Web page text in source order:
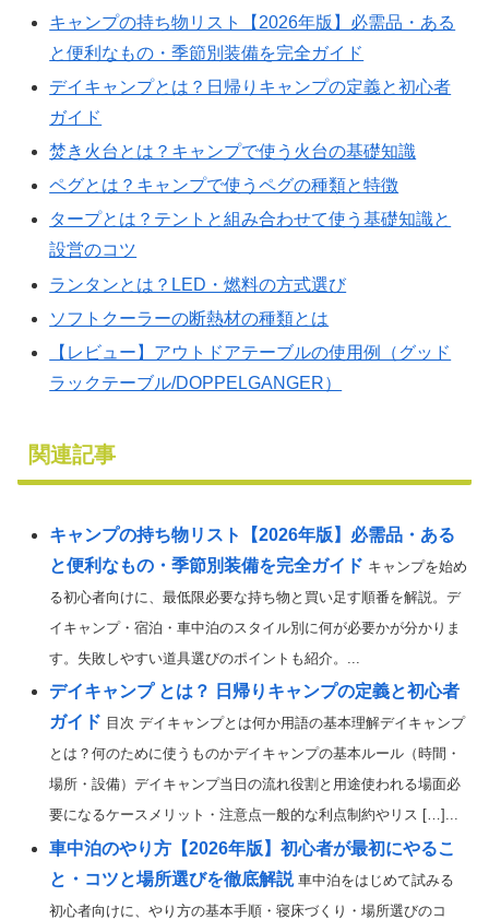
キャンプの持ち物リスト【2026年版】必需品・ある
と便利なもの・季節別装備を完全ガイド
デイキャンプとは？日帰りキャンプの定義と初心者
ガイド
焚き火台とは？キャンプで使う火台の基礎知識
ペグとは？キャンプで使うペグの種類と特徴
タープとは？テントと組み合わせて使う基礎知識と
設営のコツ
ランタンとは？LED・燃料の方式選び
ソフトクーラーの断熱材の種類とは
【レビュー】アウトドアテーブルの使用例（グッド
ラックテーブル/DOPPELGANGER）
関連記事
キャンプの持ち物リスト【2026年版】必需品・ある
と便利なもの・季節別装備を完全ガイド キャンプを始め
る初心者向けに、最低限必要な持ち物と買い足す順番を解説。デ
イキャンプ・宿泊・車中泊のスタイル別に何が必要かが分かりま
す。失敗しやすい道具選びのポイントも紹介。...
デイキャンプ とは？ 日帰りキャンプの定義と初心者
ガイド 目次 デイキャンプとは何か用語の基本理解デイキャンプ
とは？何のために使うものかデイキャンプの基本ルール（時間・
場所・設備）デイキャンプ当日の流れ役割と用途使われる場面必
要になるケースメリット・注意点一般的な利点制約やリス […]...
車中泊のやり方【2026年版】初心者が最初にやるこ
と・コツと場所選びを徹底解説 車中泊をはじめて試みる
初心者向けに、やり方の基本手順・寝床づくり・場所選びのコ